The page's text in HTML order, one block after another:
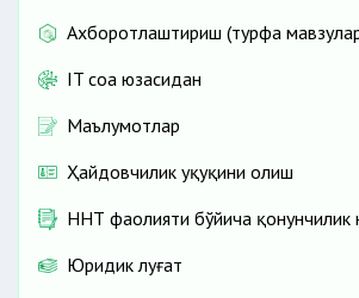
Ахборотлаштириш (турфа
IT соҳа юзасидан
Маълумотлар
Ҳайдовчилик ҳуқуқини олиш
ННТ фаолияти бўйича қонунчилик
Юридик луғат